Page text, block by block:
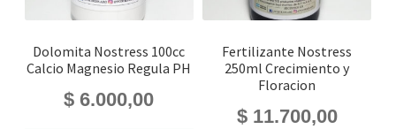
Dolomita Nostress 100cc
Calcio Magnesio Regula PH
$ 6.000,00
Fertilizante Nostress
250ml Crecimiento y
Floracion
$11.700,00